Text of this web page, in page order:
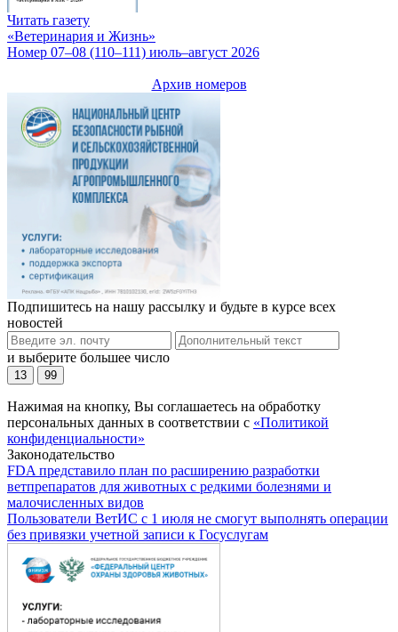
Читать газету
«Ветеринария и Жизнь»
Номер 07–08 (110–111) июль–август 2026
Архив номеров
Подпишитесь на нашу рассылку и будьте в курсе всех
новостей
и выберите большее число
13 99
Нажимая на кнопку, Вы соглашаетесь на обработку
персональных данных в соответствии с «Политикой
конфиденциальности»
Законодательство
FDA представило план по расширению разработки
ветпрепаратов для животных с редкими болезнями и
малочисленных видов
Пользователи ВетИС с 1 июля не смогут выполнять операции
без привязки учетной записи к Госуслугам